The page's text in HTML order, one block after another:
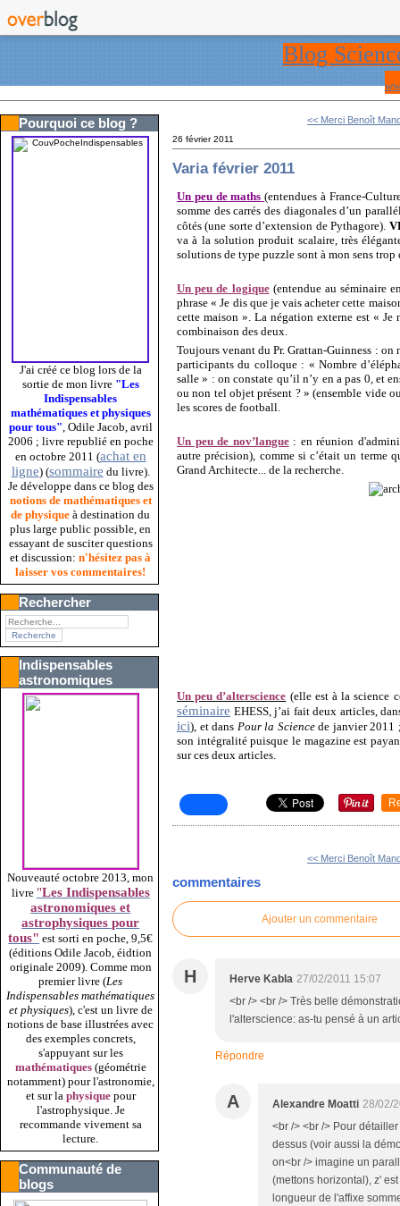
Blog
Pourquoi ce blog ?
J'ai créé ce blog lors de la
sortie de mon livre "Les
Indispensables
mathématiques et physiques
pour tous", Odile Jacob, avril
2006 ; livre republié en poche
en octobre 2011 (achat en
ligne) (sommaire du livre).
Je développe dans ce blog des
notions de mathématiques et
de physique à destination du
plus large public possible, en
essayant de susciter questions
et discussion: n'hésitez pas à
laisser vos commentaires!
Rechercher
Indispensables
astronomiques
Nouveauté octobre 2013, mon
livre "Les Indispensables
astronomiques et
astrophysiques pour
tous" est sorti en poche, 9,5€
(éditions Odile Jacob, éidtion
originale 2009). Comme mon
premier livre (Les
Indispensables mathématiques
et physiques), c'est un livre de
notions de base illustrées avec
des exemples concrets,
s'appuyant sur les
mathématiques(géométrie
notamment) pour l'astronomie,
et sur la physiquepour
l'astrophysique. Je
recommande vivement sa
lecture.
Communauté de
blogs
<< Merci Benoît
26 février 2011
Varia février 2011
Un peu de maths (entendues à France-
somme des carrés des diagonales d’un
côtés (une sorte d’extension de Pythagore).
va à la solution produit scalaire, très
solutions de type puzzle sont à mon sens
Un peu de logique(entendue au séminaire
phrase « Je dis que je vais acheter cette
cette maison ». La négation externe est «
combinaison des deux.
Toujours venant du Pr. Grattan-Guinness : on
participants du colloque : « Nombre
salle » : on constate qu’il n’y en a pas 0, et
ou non tel objet présent ? » (ensemble vide
les scores de football.
Un peu de nov’langue: en réunion
autre précision), comme si c’était un terme
Grand Architecte... de la recherche.
Un peu d’alterscience (elle est à la science
séminaire EHESS, j’ai fait deux articles,
ici), et dans Pour la Sciencede janvier 2011
son intégralité puisque le magazine est
sur ces deux articles.
<< Merci Benoît
commentaires
Ajouter un commentaire
H Herve Kabla 27/02/2011 15:07
<br /> <br /> Très belle
l'alterscience: as-tu pensé à un
Répondre
A Alexandre Moatti 28/02/
<br /> <br /> Pour
dessus (voir aussi la
on<br /> imagine un
(mettons horizontal), z'
longueur de l'affixe